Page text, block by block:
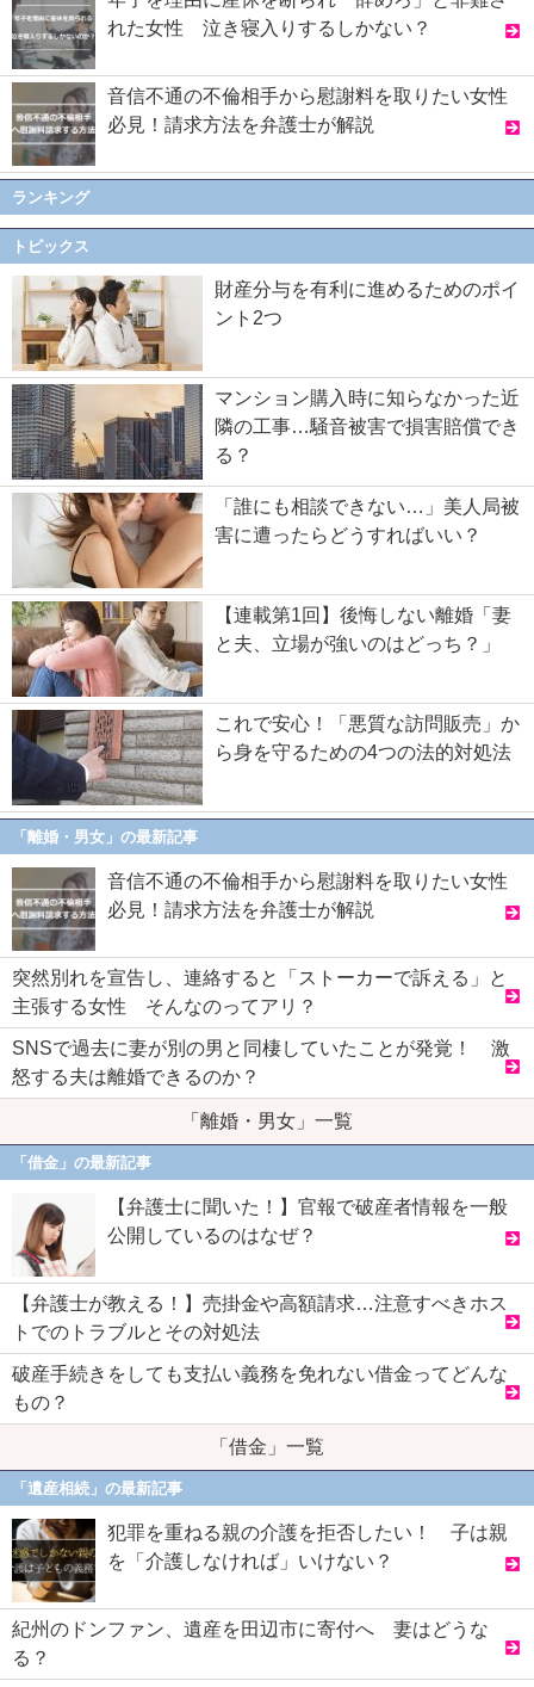
れた女性 泣き寝入りするしかない？
音信不通の不倫相手から慰謝料を取りたい女性
必見！請求方法を弁護士が解説
ランキング
トピックス
財産分与を有利に進めるためのポイ
ント2つ
マンション購入時に知らなかった近
隣の工事…騒音被害で損害賠償でき
る？
「誰にも相談できない…」美人局被
害に遭ったらどうすればいい？
【連載第1回】後悔しない離婚「妻
と夫、立場が強いのはどっち？」
これで安心！「悪質な訪問販売」か
ら身を守るための4つの法的対処法
「離婚・男女」の最新記事
音信不通の不倫相手から慰謝料を取りたい女性
必見！請求方法を弁護士が解説
突然別れを宣告し、連絡すると「ストーカーで訴える」と
主張する女性 そんなのってアリ？
SNSで過去に妻が別の男と同棲していたことが発覚！ 激
怒する夫は離婚できるのか？
「離婚・男女」一覧
「借金」の最新記事
【弁護士に聞いた！】官報で破産者情報を一般
公開しているのはなぜ？
【弁護士が教える！】売掛金や高額請求…注意すべきホス
トでのトラブルとその対処法
破産手続きをしても支払い義務を免れない借金ってどんな
もの？
「借金」一覧
「遺産相続」の最新記事
犯罪を重ねる親の介護を拒否したい！ 子は親
を「介護しなければ」いけない？
紀州のドンファン、遺産を田辺市に寄付へ 妻はどうな
る？